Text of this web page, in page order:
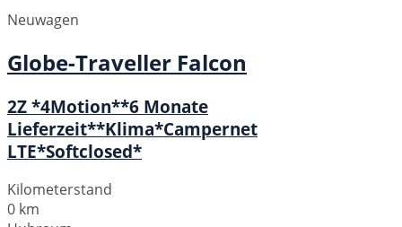
Neuwagen
Globe-Traveller Falcon
2Z *4Motion**6 Monate
Lieferzeit**Klima*Campernet
LTE*Softclosed*
Kilometerstand
0 km